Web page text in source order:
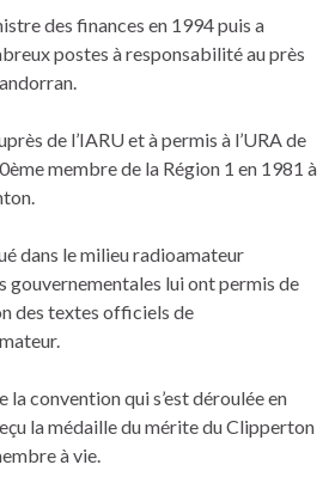
des finances en 1994 puis a
postes à responsabilité au près
de l’IARU et à permis à l’URA de
membre de la Région 1 en 1981 à
dans le milieu radioamateur
gouvernementales lui ont permis de
des textes officiels de
la convention qui s’est déroulée en
la médaille du mérite du Clipperton
à vie.